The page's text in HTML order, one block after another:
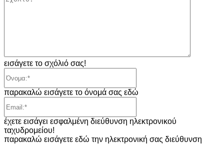
εισάγετε το σχόλιό σας!
παρακαλώ εισάγετε το όνομά σας εδώ
έχετε εισάγει εσφαλμένη διεύθυνση ηλεκτρονικού
ταχυδρομείου!
παρακαλώ εισάγετε εδώ την ηλεκτρονική σας διεύθυνση